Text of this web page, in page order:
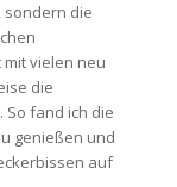
sondern die
vielen neu
die
fand ich die
genießen und
auf